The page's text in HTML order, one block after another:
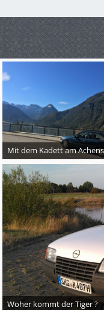
Woher kommt der Tiger ?